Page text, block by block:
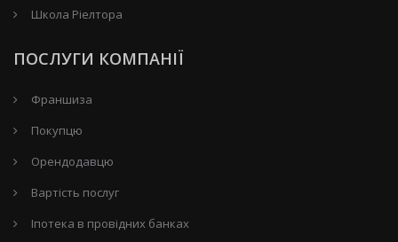
Школа Ріелтора
ПОСЛУГИ КОМПАНІЇ
Франшиза
Покупцю
Орендодавцю
Вартість послуг
Іпотека в провідних банках